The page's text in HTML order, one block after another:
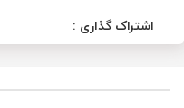
اشتراک گذاری :